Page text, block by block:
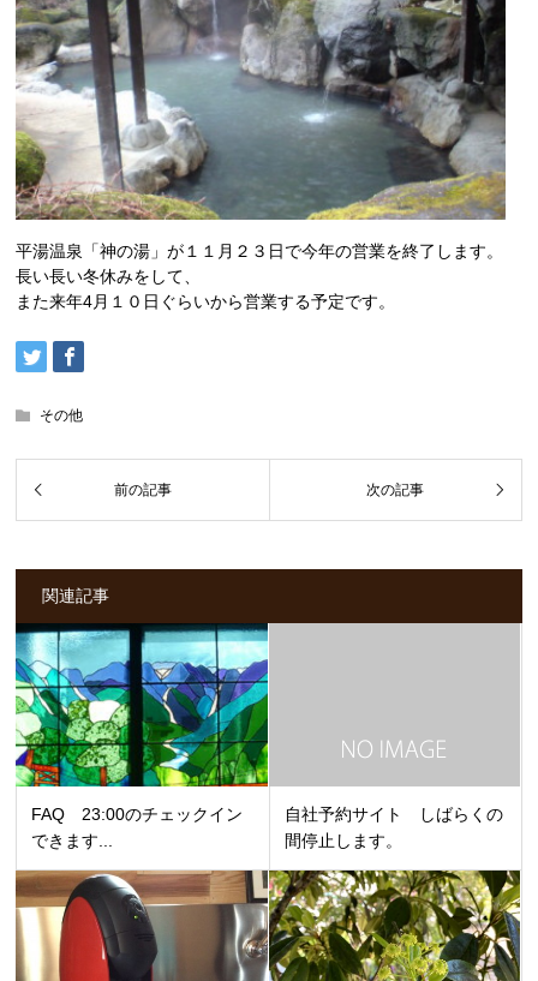
平湯温泉「神の湯」が１１月２３日で今年の営業を終了します。
長い長い冬休みをして、
また来年4月１０日ぐらいから営業する予定です。
その他
関連記事
FAQ 23:00のチェックイン
できます...
自社予約サイト しばらくの
間停止します。